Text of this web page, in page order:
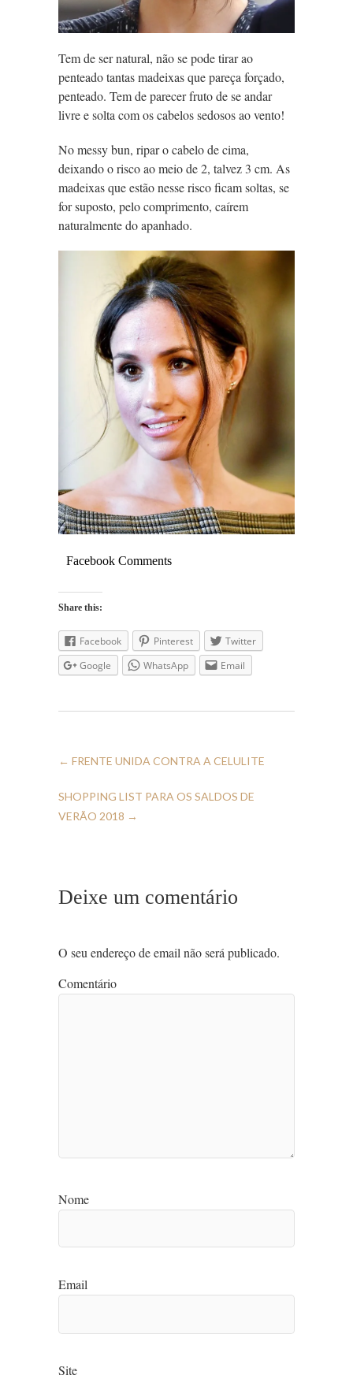
Tem de ser natural, não se pode tirar ao
penteado tantas madeixas que pareça forçado,
penteado. Tem de parecer fruto de se andar
livre e solta com os cabelos sedosos ao vento!
No messy bun, ripar o cabelo de cima,
deixando o risco ao meio de 2, talvez 3 cm. As
madeixas que estão nesse risco ficam soltas, se
for suposto, pelo comprimento, caírem
naturalmente do apanhado.
Facebook Comments
Share this:
Facebook Pinterest
Twitter
Google
WhatsApp Email
← FRENTE UNIDA CONTRA A CELULITE
SHOPPING LIST PARA OS SALDOS DE
VERÃO 2018 →
Deixe um comentário
O seu endereço de email não será publicado.
Comentário
Nome
Email
Site